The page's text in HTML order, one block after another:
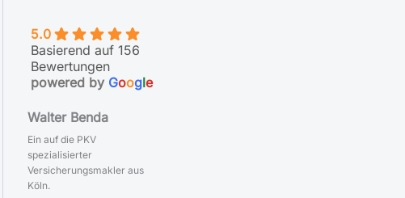
5.0
Basierend auf 156
Bewertungen
powered by Google
Walter Benda
Ein auf die PKV
spezialisierter
Versicherungsmakler aus
Köln.